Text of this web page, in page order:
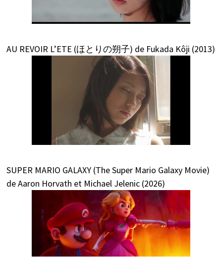
AU REVOIR L’ETE (ほとりの朔子) de Fukada Kôji (2013)
SUPER MARIO GALAXY (The Super Mario Galaxy Movie)
de Aaron Horvath et Michael Jelenic (2026)